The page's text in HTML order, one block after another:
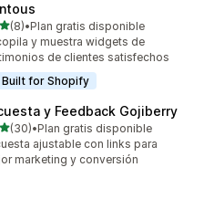
de 5 estrellas
(8) en total
•Plan gratis disponible
y muestra widgets de
de clientes satisfechos
Built for Shopify
y Feedback Gojiberry
de 5 estrellas
(30) en total
•Plan gratis disponible
ajustable con links para
marketing y conversión